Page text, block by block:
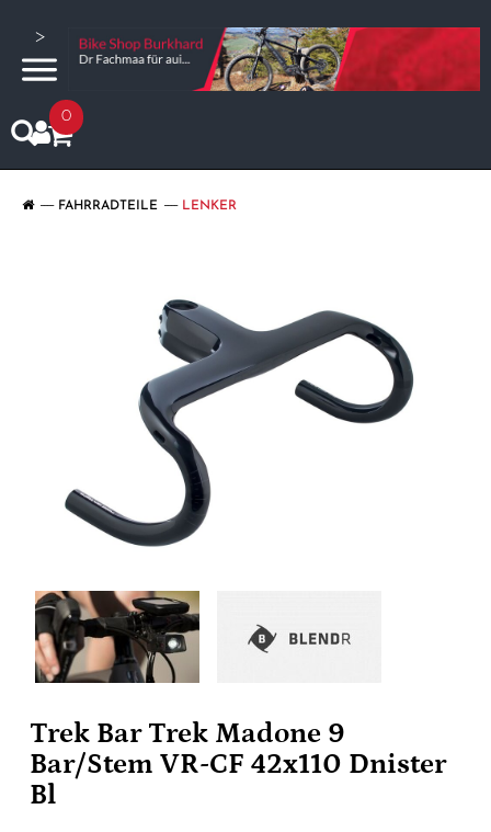
>
0
FAHRRADTEILE LENKER
Trek Bar Trek Madone 9
Bar/Stem VR-CF 42x110 Dnister
Bl